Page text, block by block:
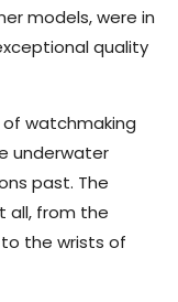
models, were in
quality
watchmaking
underwater
past. The
all, from the
the wrists of